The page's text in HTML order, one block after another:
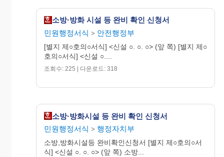
구비서류 : 소방․방화시설등 설
수수
원
※기재요령 : 주소 및 전화번호는 연락
가능한 곳으로 기재합니다.
21024-31611민
소방·방화 시설 등 완비 확인 신청서
민원행정서식 > 안전행정부
[별지 제○호의○서식] <신설 ○. ○. ○> (앞 쪽) [별지 제○
호의○서식] <신설 ○....
조회수: 225 | 다운로드: 318
소방·방화시설 등 완비 확인 신청서
민원행정서식 > 행정자치부
소방,방화시설등 완비확인신청서 [별지 제○호의○서
식] <신설 ○. ○. ○> (앞 쪽) 소방...